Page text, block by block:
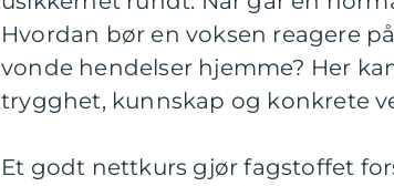
Hvordan bør en voksen reagere
vonde hendelser hjemme? Her
trygghet, kunnskap og konkrete
Et godt nettkurs gjør fagstoffet